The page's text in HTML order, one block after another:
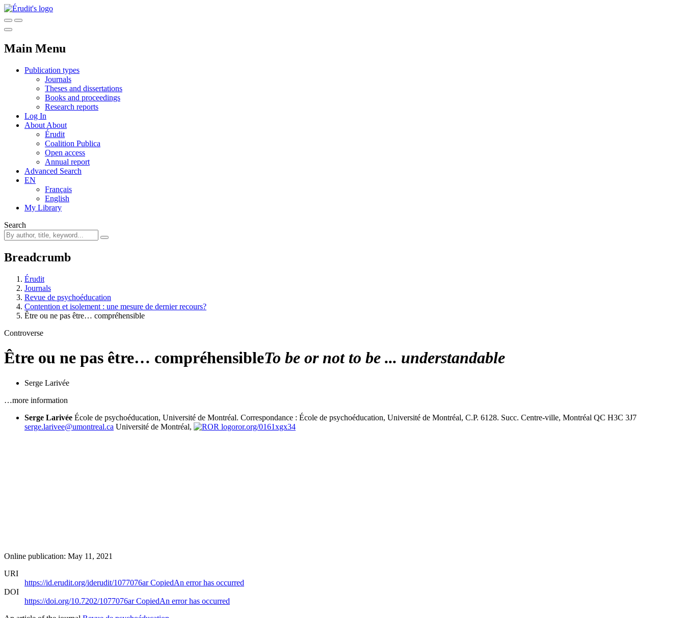
Main Menu
Publication types
Journals
Theses and dissertations
Books and proceedings
Research reports
Log In
About About
Érudit
Coalition Publica
Open access
Annual report
Advanced Search
EN
Français
English
My Library
Search
Breadcrumb
Érudit
Journals
Revue de psychoéducation
Contention et isolement : une mesure de dernier recours?
Être ou ne pas être… compréhensible
Controverse
Être ou ne pas être… compréhensibleTo be or not to be ... understandable
Serge Larivée
…more information
Serge Larivée École de psychoéducation, Université de Montréal. Correspondance : École de psychoéducation, Université de Montréal, C.P. 6128. Succ. Centre-ville, Montréal QC H3C 3J7
serge.larivee@umontreal.ca Université de Montréal, ror.org/0161xgx34
Online publication: May 11, 2021
URI
https://id.erudit.org/iderudit/1077076arCopiedAn error has occurred
DOI
https://doi.org/10.7202/1077076arCopiedAn error has occurred